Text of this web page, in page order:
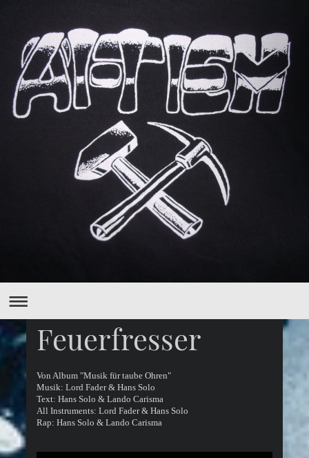
Feuerfresser
Von Album "Musik für taube Ohren"
Musik: Lord Fader & Hans Solo
Text: Hans Solo & Lando Carisma
All Instruments: Lord Fader & Hans Solo
Rap: Hans Solo & Lando Carisma